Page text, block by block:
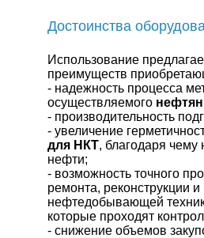
Достоинства
Использование
преимуществ
- надежность процесса
осуществляемого
- производительность
- увеличение
для НКТ, благодаря
нефти;
- возможность точного
ремонта, реконструкции
нефтедобывающей
которые проходят
- снижение объемов